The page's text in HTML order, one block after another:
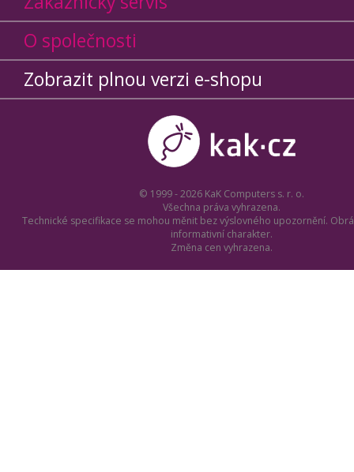
O společnosti
Zobrazit plnou verzi e-shopu
© 1999 - 2026 KaK Computers s. r. o.
Všechna práva vyhrazena.
Technické specifikace se mohou měnit bez výslovného upozornění.
informativní charakter.
Změna cen vyhrazena.